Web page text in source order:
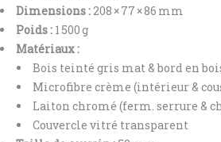
Dimensions : 208 × 77 × 86 mm
Poids : 1 500 g
Matériaux :
Bois teinté gris mat & bord en
Microfibre crème (intérieur &
Laiton chromé (ferm. serrure &
Couvercle vitré transparent